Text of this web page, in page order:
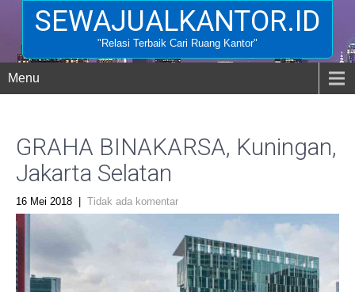
SEWAJUALKANTOR.ID
"Relasi Terbaik Cari Ruang Kantor"
Menu
GRAHA BINAKARSA, Kuningan,
Jakarta Selatan
16 Mei 2018 Tidak ada komentar